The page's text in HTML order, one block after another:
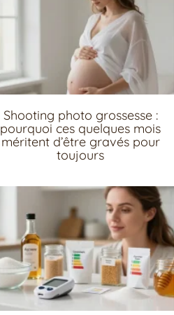
Shooting photo grossesse :
pourquoi ces quelques mois
méritent d’être gravés pour
toujours